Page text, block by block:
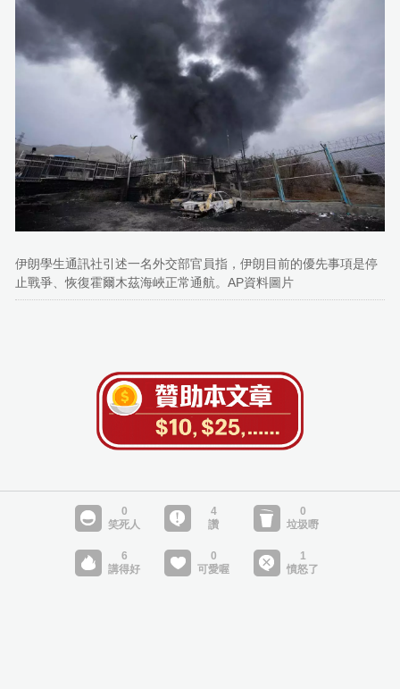
伊朗學生通訊社引述一名外交部官員指，伊朗目前的優先事項是停
止戰爭、恢復霍爾木茲海峽正常通航。AP資料圖片